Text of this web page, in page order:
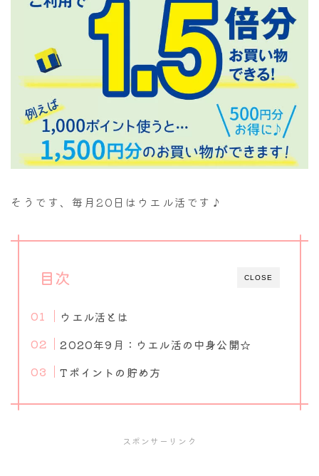
そうです、毎月20日はウエル活です♪
CLOSE
目次
ウエル活とは
2020年9月：ウエル活の中身公開☆
Tポイントの貯め方
スポンサーリンク